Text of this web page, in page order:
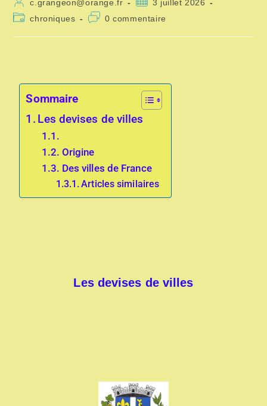
c.grangeon@orange.fr
3 juillet 2026
chroniques
0 commentaire
Sommaire
Les devises de villes
Origine
Des villes de France
Articles similaires
Les devises de villes